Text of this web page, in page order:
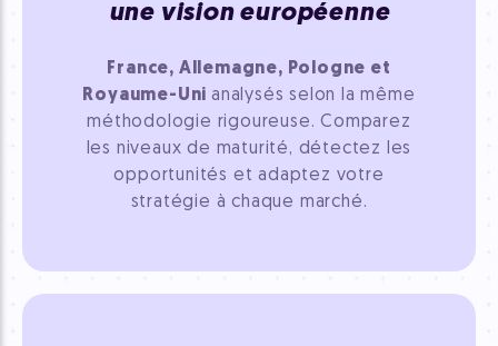
une vision européenne
France, Allemagne, Pologne et
Royaume-Uni analysés selon la même
méthodologie rigoureuse. Comparez
les niveaux de maturité, détectez les
opportunités et adaptez votre
stratégie à chaque marché.